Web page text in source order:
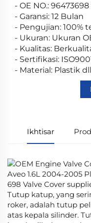
- OE NO.:
- Garansi: 12 Bulan
- Pengujian: 100%
- Ukuran: Ukuran
- Kualitas:
- Sertifikasi:
- Material: Plastik dll
Ikhtisar
Tutup katup, yang
roker, adalah tutup
atas kepala silinder.